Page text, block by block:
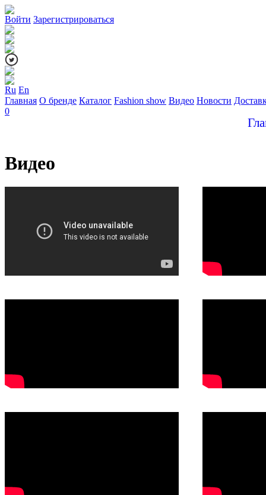
Войти Зарегистрироваться
Ru En
Главная О бренде Каталог Fashion show Видео Новости
0
Видео